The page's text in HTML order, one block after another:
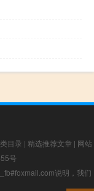
目录 | 精选推荐文章 | 网站
号
说明，我们